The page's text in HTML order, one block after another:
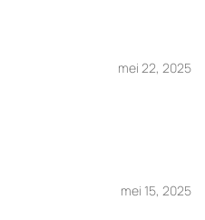
mei 22, 2025
mei 15, 2025